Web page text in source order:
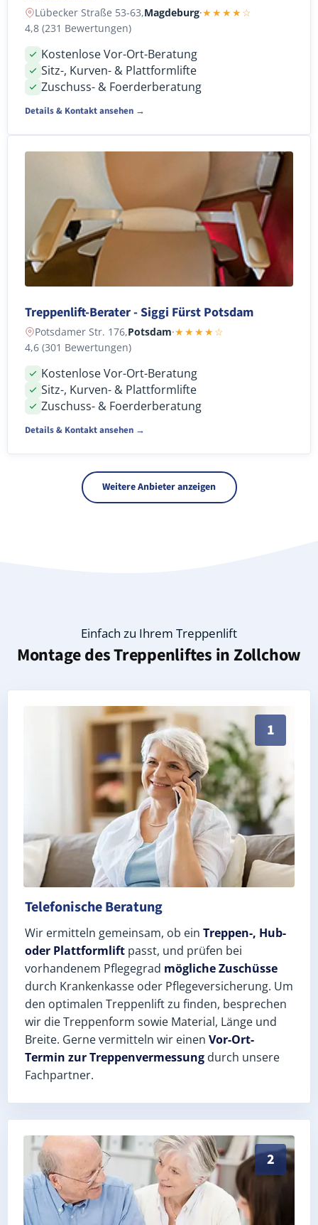
Lübecker Straße 53-63,Magdeburg·★★★★☆
4,8 (231 Bewertungen)
Kostenlose Vor-Ort-Beratung
Sitz-, Kurven- & Plattformlifte
Zuschuss- & Foerderberatung
Details & Kontakt ansehen →
Treppenlift-Berater - Siggi Fürst Potsdam
Potsdamer Str. 176,Potsdam·★★★★☆
4,6 (301 Bewertungen)
Kostenlose Vor-Ort-Beratung
Sitz-, Kurven- & Plattformlifte
Zuschuss- & Foerderberatung
Details & Kontakt ansehen →
Weitere Anbieter anzeigen
Einfach zu Ihrem Treppenlift
Montage des Treppenliftes inZollchow
1
Persönliche Treppenlift-Beratung in Zollchow 14715
Telefonische Beratung
Wir ermitteln gemeinsam, ob ein Treppen-, Hub-
oder Plattformlift passt, und prüfen bei
vorhandenem Pflegegrad mögliche Zuschüsse
durch Krankenkasse oder Pflegeversicherung. Um
den optimalen Treppenlift zu finden, besprechen
wir die Treppenform sowie Material, Länge und
Breite. Gerne vermitteln wir einen Vor-Ort-
Termin zur Treppenvermessung durch unsere
Fachpartner.
2
Exaktes Aufmaß in Zollchow (Landkreis Havelland)